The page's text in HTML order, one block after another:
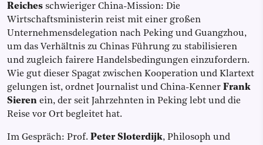
Reiches schwieriger China-Mission: Die
Wirtschaftsministerin reist mit einer großen
Unternehmensdelegation nach Peking und Guangzhou,
um das Verhältnis zu Chinas Führung zu stabilisieren
und zugleich fairere Handelsbedingungen einzufordern.
Wie gut dieser Spagat zwischen Kooperation und Klartext
gelungen ist, ordnet Journalist und China-Kenner Frank
Sieren ein, der seit Jahrzehnten in Peking lebt und die
Reise vor Ort begleitet hat.
Im Gespräch: Prof. Peter Sloterdijk, Philosoph und